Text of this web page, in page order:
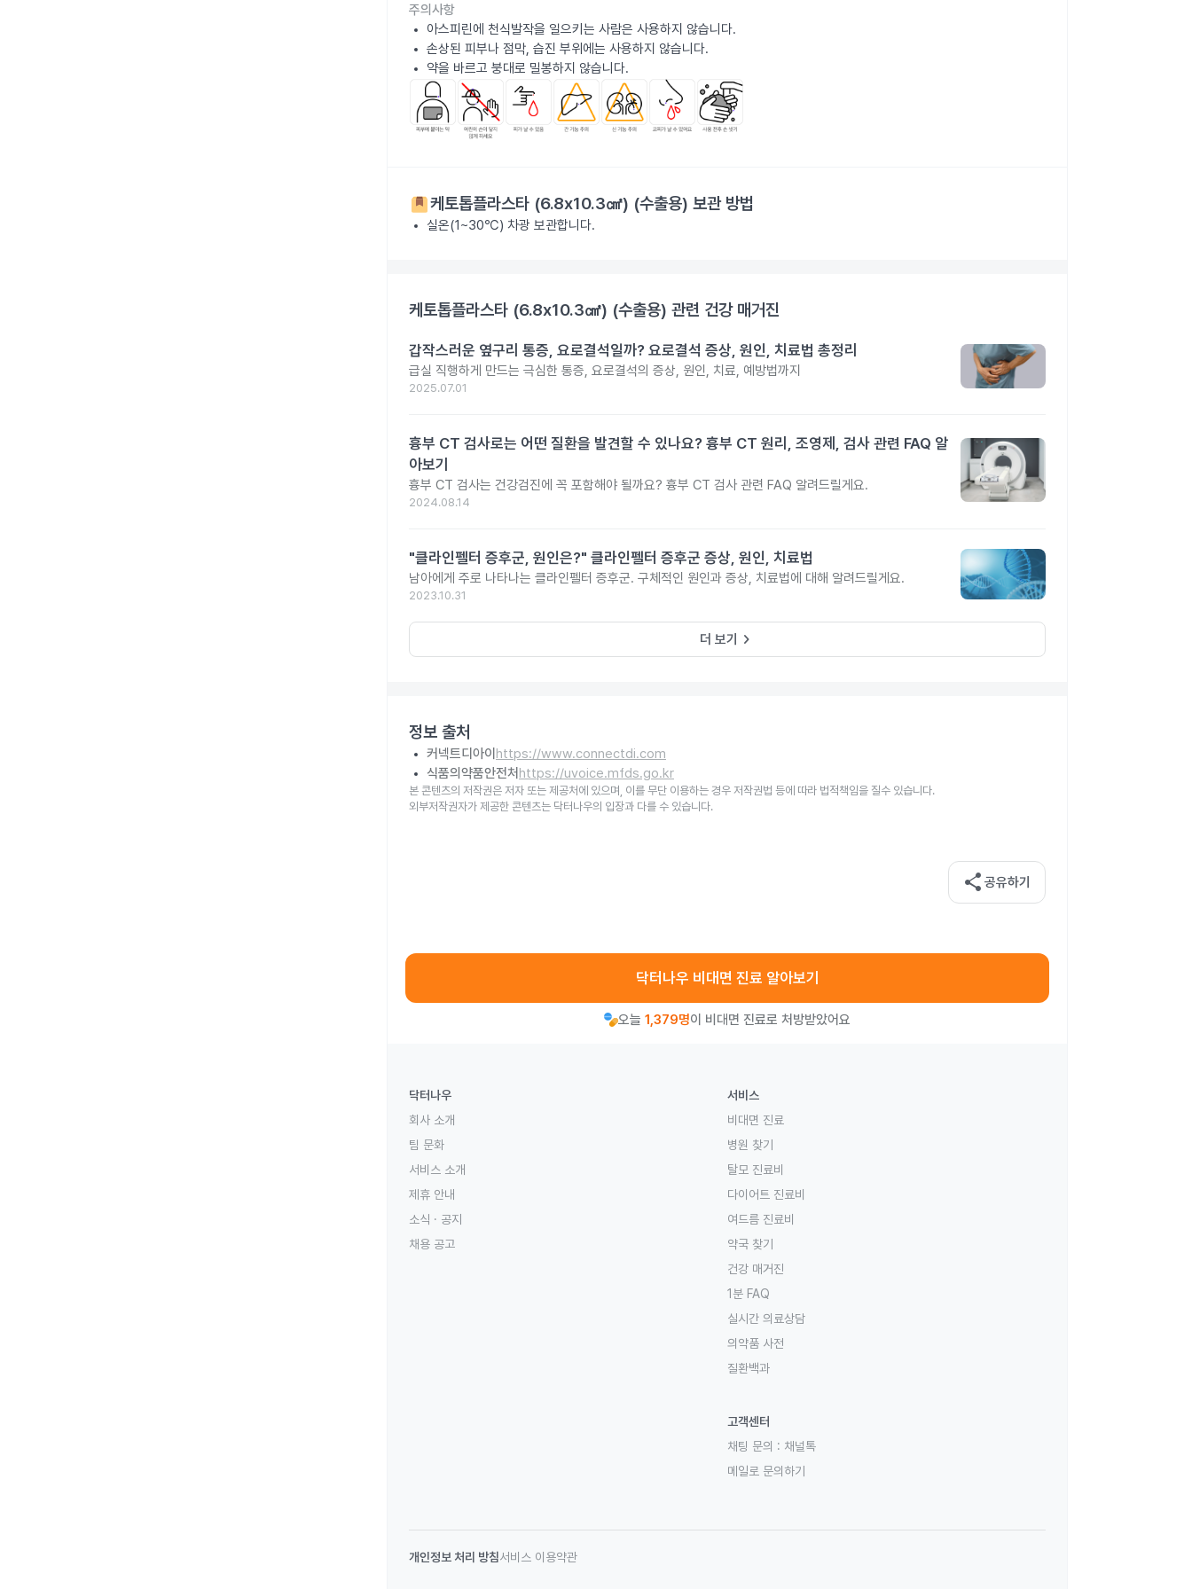
주의사항
아스피린에 천식발작을 일으키는 사람은 사용하지 않습니다.
손상된 피부나 점막, 습진 부위에는 사용하지 않습니다.
약을 바르고 붕대로 밀봉하지 않습니다.
케토톱플라스타 (6.8x10.3㎠) (수출용) 보관 방법
실온(1~30℃) 차광 보관합니다.
케토톱플라스타 (6.8x10.3㎠) (수출용) 관련 건강 매거진
갑작스러운 옆구리 통증, 요로결석일까? 요로결석 증상, 원인, 치료법 총정리
급실 직행하게 만드는 극심한 통증, 요로결석의 증상, 원인, 치료, 예방법까지
2025.07.01
흉부 CT 검사로는 어떤 질환을 발견할 수 있나요? 흉부 CT 원리, 조영제, 검사 관련 FAQ 알
아보기
흉부 CT 검사는 건강검진에 꼭 포함해야 될까요? 흉부 CT 검사 관련 FAQ 알려드릴게요.
2024.08.14
"클라인펠터 증후군, 원인은?" 클라인펠터 증후군 증상, 원인, 치료법
남아에게 주로 나타나는 클라인펠터 증후군. 구체적인 원인과 증상, 치료법에 대해 알려드릴게요.
2023.10.31
더 보기 keyboard_arrow_right
정보 출처
커넥트디아이 https://www.connectdi.com
식품의약품안전처 https://uvoice.mfds.go.kr
본 콘텐츠의 저작권은 저자 또는 제공처에 있으며, 이를 무단 이용하는 경우 저작권법 등에 따라 법적책임을 질수 있습니다.
외부저작권자가 제공한 콘텐츠는 닥터나우의 입장과 다를 수 있습니다.
share 공유하기
닥터나우 비대면 진료 알아보기
오늘 1,379명이 비대면 진료로 처방받았어요
닥터나우
회사 소개
팀 문화
서비스 소개
제휴 안내
소식 · 공지
채용 공고
서비스
비대면 진료
병원 찾기
탈모 진료비
다이어트 진료비
여드름 진료비
약국 찾기
건강 매거진
1분 FAQ
실시간 의료상담
의약품 사전
질환백과
고객센터
채팅 문의 : 채널톡
메일로 문의하기
개인정보 처리 방침서비스 이용약관